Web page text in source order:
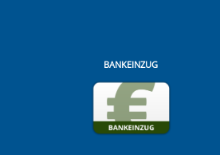
BANKEINZUG